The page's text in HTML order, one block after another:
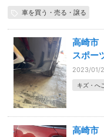
車を買う・売る・譲る
高崎
スポー
2023/01/
キズ・へ
高崎